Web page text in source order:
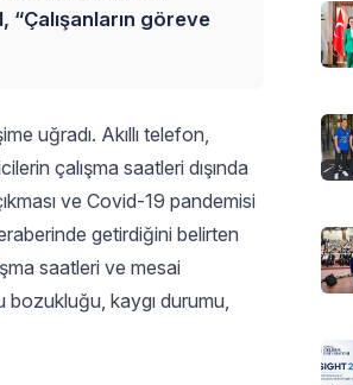
“Çalışanların göreve
uğradı. Akıllı telefon,
çalışma saatleri dışında
ve Covid-19 pandemisi
getirdiğini belirten
saatleri ve mesai
bozukluğu, kaygı durumu,